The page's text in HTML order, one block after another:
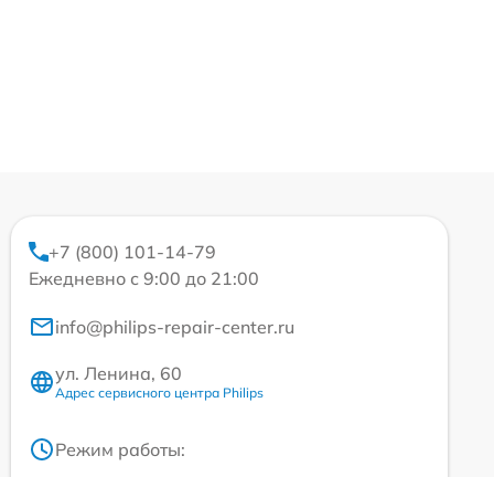
+7 (800) 101-14-79
Ежедневно с 9:00 до 21:00
info@philips-repair-center.ru
ул. Ленина, 60
Адрес сервисного центра Philips
Режим работы: